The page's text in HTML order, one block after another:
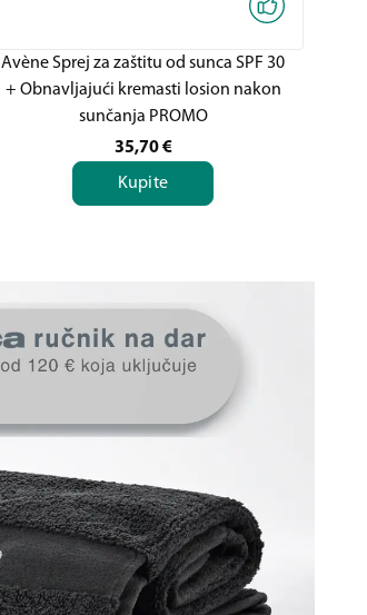
Avène Sprej za zaštitu od sunca SPF 30
+ Obnavljajući kremasti losion nakon
sunčanja PROMO
35,70 €
Kupite